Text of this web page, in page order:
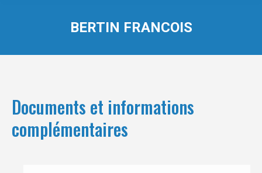
BERTIN FRANCOIS
Documents et informations
complémentaires